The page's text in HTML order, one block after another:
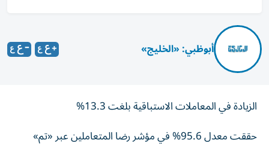
أبوظبي: «الخليج»
الزيادة في المعاملات الاستباقية بلغت 13.3%
حققت معدل 95.6% في مؤشر رضا المتعاملين عبر «تم»